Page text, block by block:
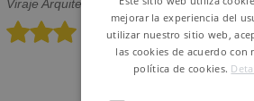
Viraje Arquitectura/ Ubiko
mejorar la experiencia del
utilizar nuestro sitio web,
las cookies de acuerdo con
política de cookies.